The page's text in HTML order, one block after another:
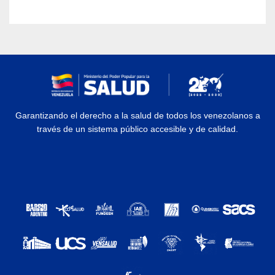
Garantizando el derecho a la salud de todos los venezolanos a
través de un sistema público accesible y de calidad.